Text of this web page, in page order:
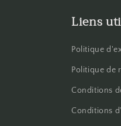
Liens
Politique
Politique de
Conditions
Conditions